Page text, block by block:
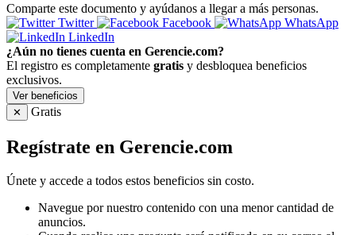
Comparte este documento y ayúdanos a llegar a más personas.
Twitter
Facebook
WhatsApp
LinkedIn
¿Aún no tienes cuenta en Gerencie.com?
El registro es completamente gratis y desbloquea beneficios
exclusivos.
Ver beneficios
✕
Gratis
Regístrate en Gerencie.com
Únete y accede a todos estos beneficios sin costo.
Navegue por nuestro contenido con una menor cantidad de
anuncios.